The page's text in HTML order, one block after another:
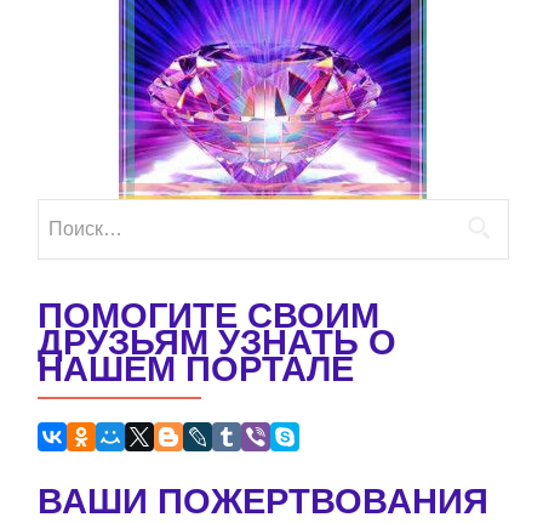
ПОМОГИТЕ СВОИМ
ДРУЗЬЯМ УЗНАТЬ О
НАШЕМ ПОРТАЛЕ
ВАШИ ПОЖЕРТВОВАНИЯ